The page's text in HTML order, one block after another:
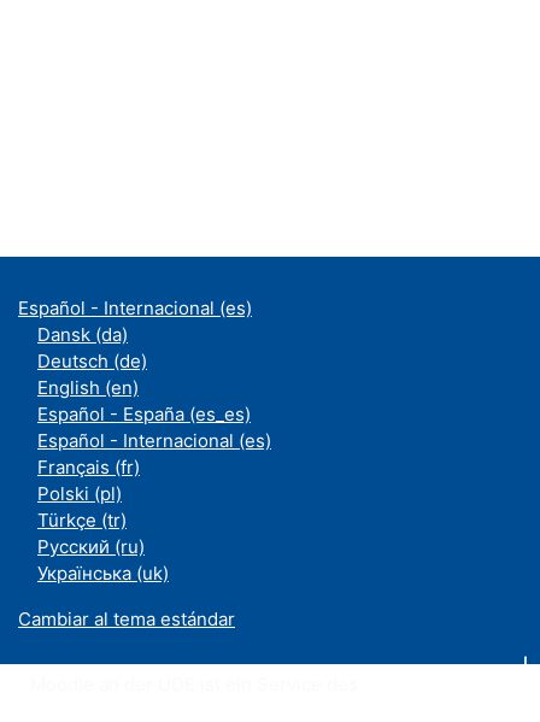
Español - Internacional ‎(es)‎
Dansk ‎(da)‎
Deutsch ‎(de)‎
English ‎(en)‎
Español - España ‎(es_es)‎
Español - Internacional ‎(es)‎
Français ‎(fr)‎
Polski ‎(pl)‎
Türkçe ‎(tr)‎
Русский ‎(ru)‎
Українська ‎(uk)‎
Cambiar al tema estándar